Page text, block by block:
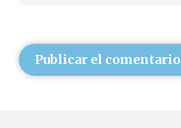
Publicar el comentario